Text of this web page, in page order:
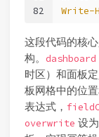
82
Write-
这段代码的核
构。 dashboard
时区）和面板
板网格中的位置
表达式，
overwrite 设为